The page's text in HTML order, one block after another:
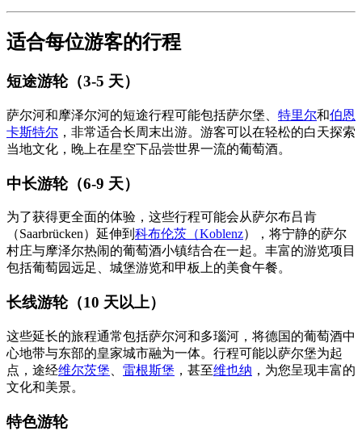
适合每位游客的行程
短途游轮（3-5 天）
萨尔河和摩泽尔河的短途行程可能包括萨尔堡、 特里尔和伯恩
卡斯特尔 ，非常适合长周末出游。游客可以在轻松的白天探索
当地文化，晚上在星空下品尝世界一流的葡萄酒。
中长游轮（6-9 天）
为了获得更全面的体验，这些行程可能会从萨尔布吕肯
（Saarbrücken）延伸到 科布伦茨（Koblenz），将宁静的萨尔
村庄与摩泽尔热闹的葡萄酒小镇结合在一起。丰富的游览项目
包括葡萄园远足、城堡游览和甲板上的美食午餐。
长线游轮（10 天以上）
这些延长的旅程通常包括萨尔河和多瑙河，将德国的葡萄酒中
心地带与东部的皇家城市融为一体。行程可能以萨尔堡为起
点，途经维尔茨堡 雷根斯堡 ，甚至维也纳 ，为您呈现丰富的
文化和美景。
特色游轮